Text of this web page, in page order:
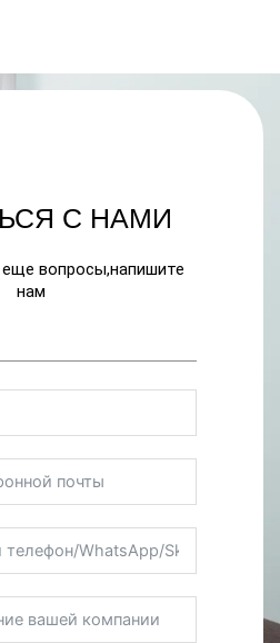
С НАМИ
еще вопросы,напишите
нам